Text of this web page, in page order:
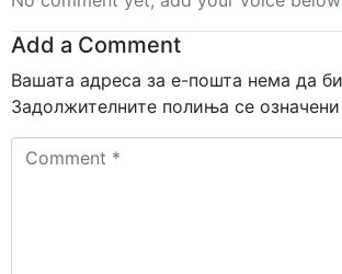
Add a Comment
Вашата адреса за е-пошта нема да
Задолжителните полиња се
Comment